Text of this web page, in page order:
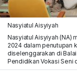
Nasyiatul Aisyiyah
Nasyiatul Aisyiyah (NA)
2024 dalam penutupan
diselenggarakan di
Pendidikan Vokasi Seni